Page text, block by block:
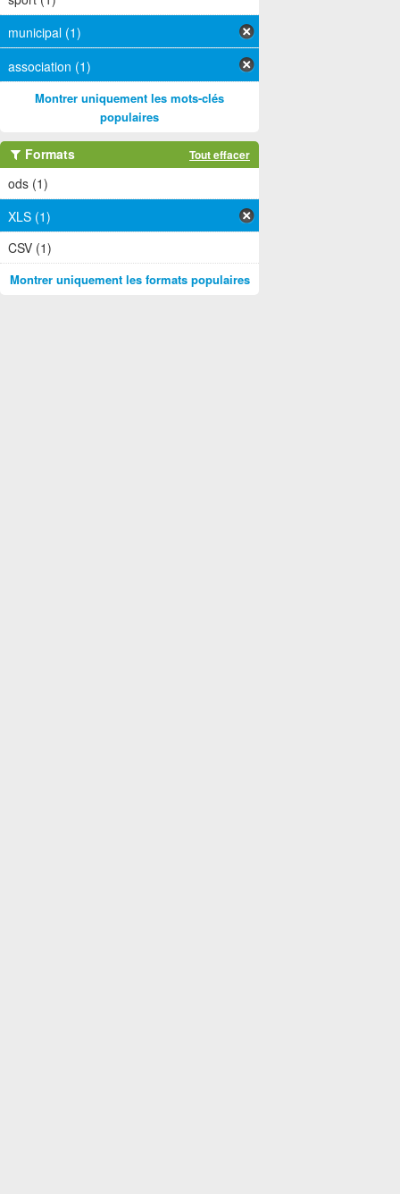
municipal (1)
association (1)
Montrer uniquement les mots-clés
populaires
Formats Tout effacer
ods (1)
XLS (1)
CSV (1)
Montrer uniquement les formats populaires